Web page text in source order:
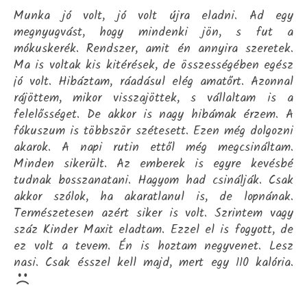
Munka jó volt, jó volt újra eladni. Ad egy
megnyugvást, hogy mindenki jön, s fut a
mókuskerék. Rendszer, amit én annyira szeretek.
Ma is voltak kis kitérések, de összességében egész
jó volt. Hibáztam, ráadásul elég amatőrt. Azonnal
rájöttem, mikor visszajöttek, s vállaltam is a
felelősséget. De akkor is nagy hibámak érzem. A
fókuszum is többször szétesett. Ezen még dolgozni
akarok. A napi rutin ettől még megcsináltam.
Minden sikerült. Az emberek is egyre kevésbé
tudnak bosszanatani. Hagyom had csinálják. Csak
akkor szólok, ha akaratlanul is, de lopnának.
Természetesen azért siker is volt. Szrintem vagy
száz Kinder Maxit eladtam. Ezzel el is fogyott, de
ez volt a tevem. Én is hoztam negyvenet. Lesz
nasi. Csak ésszel kell majd, mert egy 110 kalória.